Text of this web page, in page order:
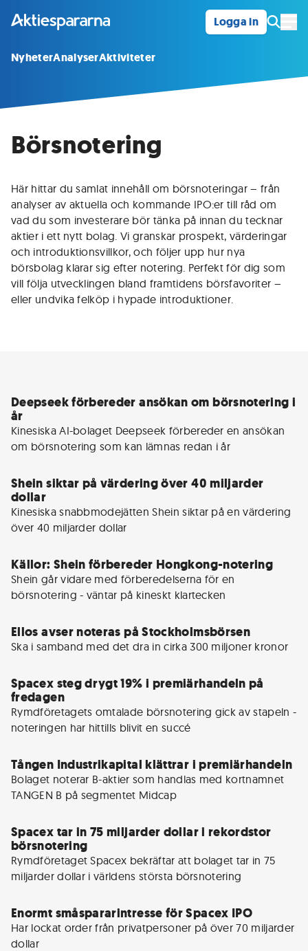
Logga in
NyheterAnalyserAktiviteter
Börsnotering
Här hittar du samlat innehåll om börsnoteringar – från
analyser av aktuella och kommande IPO:er till råd om
vad du som investerare bör tänka på innan du tecknar
aktier i ett nytt bolag. Vi granskar prospekt, värderingar
och introduktionsvillkor, och följer upp hur nya
börsbolag klarar sig efter notering. Perfekt för dig som
vill följa utvecklingen bland framtidens börsfavoriter –
eller undvika felköp i hypade introduktioner.
Deepseek förbereder ansökan om börsnotering i
år
Kinesiska AI-bolaget Deepseek förbereder en ansökan
om börsnotering som kan lämnas redan i år
Shein siktar på värdering över 40 miljarder
dollar
Kinesiska snabbmodejätten Shein siktar på en värdering
över 40 miljarder dollar
Källor: Shein förbereder Hongkong-notering
Shein går vidare med förberedelserna för en
börsnotering - väntar på kineskt klartecken
Ellos avser noteras på Stockholmsbörsen
Spacex steg drygt 19% i premiärhandeln på
fredagen
Rymdföretagets omtalade börsnotering gick av stapeln -
Tången Industrikapital klättrar i premiärhandeln
Bolaget noterar B-aktier som handlas med kortnamnet
TANGEN B på segmentet Midcap
Spacex tar in 75 miljarder dollar i rekordstor
börsnotering
Rymdföretaget Spacex bekräftar att bolaget tar in 75
miljarder dollar i världens största börsnotering
Enormt småspararintresse för Spacex IPO
Har lockat order från privatpersoner på över 70 miljarder
dollar